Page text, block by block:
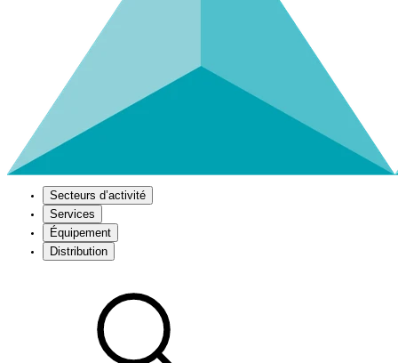
Secteurs d’activité
Services
Équipement
Distribution